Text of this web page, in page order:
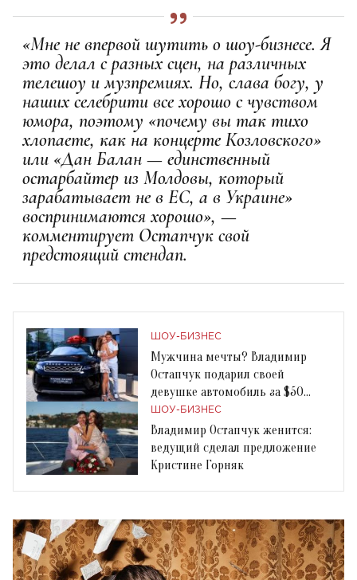
«Мне не впервой шутить о шоу-бизнесе. Я
это делал с разных сцен, на различных
телешоу и музпремиях. Но, слава богу, у
наших селебрити все хорошо с чувством
юмора, поэтому «почему вы так тихо
хлопаете, как на концерте Козловского»
или «Дан Балан — единственный
остарбайтер из Молдовы, который
зарабатывает не в ЕС, а в Украине»
воспринимаются хорошо», —
комментирует Остапчук свой
предстоящий стендап.
ШОУ-БИЗНЕС
Мужчина мечты? Владимир
Остапчук подарил своей
девушке автомобиль за $50
тысяч
ШОУ-БИЗНЕС
Владимир Остапчук женится:
ведущий сделал предложение
Кристине Горняк